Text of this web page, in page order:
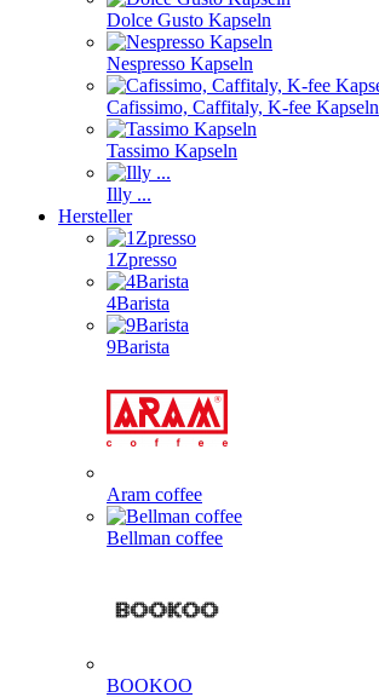
Dolce Gusto Kapseln
Nespresso Kapseln
Cafissimo, Caffitaly, K-fee Kapseln
Tassimo Kapseln
Illy ...
Hersteller
1Zpresso
4Barista
9Barista
Aram coffee
Bellman coffee
BOOKOO